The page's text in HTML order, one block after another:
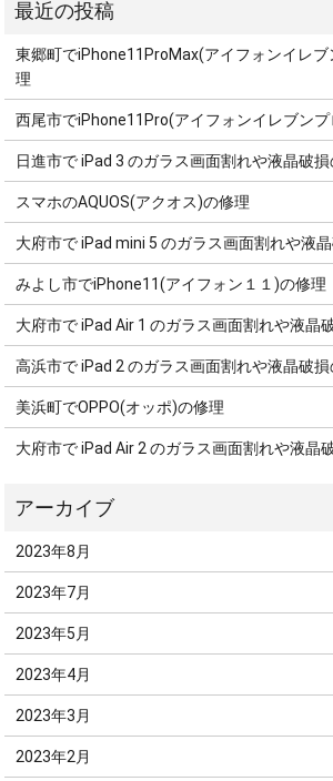
東郷町でiPhone11ProMax(アイフォンイレ
理
西尾市でiPhone11Pro(アイフォンイレブンプ
日進市で iPad 3 のガラス画面割れや液晶破損
スマホのAQUOS(アクオス)の修理
大府市で iPad mini 5 のガラス画面割れや液
みよし市でiPhone11(アイフォン１１)の修理
大府市で iPad Air 1 のガラス画面割れや液晶
高浜市で iPad 2 のガラス画面割れや液晶破損
美浜町でOPPO(オッポ)の修理
大府市で iPad Air 2 のガラス画面割れや液晶
2023年8月
2023年7月
2023年5月
2023年4月
2023年3月
2023年2月